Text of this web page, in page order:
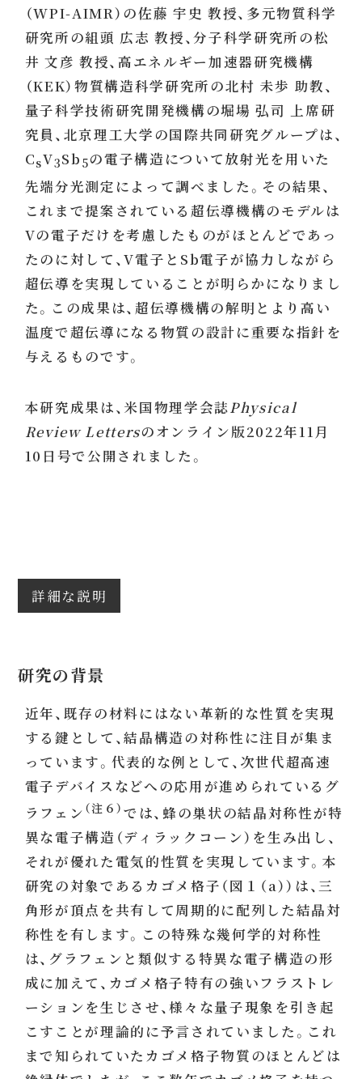
（WPI-AIMR）の佐藤 宇史 教授、多元物質科学
研究所の組頭 広志 教授、分子科学研究所の松
井 文彦 教授、高エネルギー加速器研究機構
（KEK）物質構造科学研究所の北村 未歩 助教、
量子科学技術研究開発機構の堀場 弘司 上席研
究員、北京理工大学の国際共同研究グループは、
CsV3Sb 5の電子構造について放射光を用いた
先端分光測定によって調べました。その結果、
これまで提案されている超伝導機構のモデルは
Vの電子だけを考慮したものがほとんどであっ
たのに対して、V電子とSb電子が協力しながら
超伝導を実現していることが明らかになりまし
た。この成果は、超伝導機構の解明とより高い
温度で超伝導になる物質の設計に重要な指針を
与えるものです。
本研究成果は、米国物理学会誌Physical
Review Lettersのオンライン版2022年11月
10日号で公開されました。
詳細な説明
研究の背景
近年、既存の材料にはない革新的な性質を実現
する鍵として、結晶構造の対称性に注目が集ま
っています。代表的な例として、次世代超高速
電子デバイスなどへの応用が進められているグ
ラフェン （注６）では、蜂の巣状の結晶対称性が特
異な電子構造（ディラックコーン）を生み出し、
それが優れた電気的性質を実現しています。本
研究の対象であるカゴメ格子（図１（a））は、三
角形が頂点を共有して周期的に配列した結晶対
称性を有します。この特殊な幾何学的対称性
は、グラフェンと類似する特異な電子構造の形
成に加えて、カゴメ格子特有の強いフラストレ
ーションを生じさせ、様々な量子現象を引き起
こすことが理論的に予言されていました。これ
まで知られていたカゴメ格子物質のほとんどは